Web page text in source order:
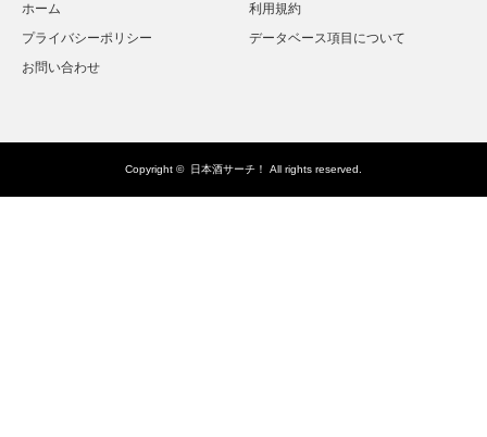
ホーム
利用規約
プライバシーポリシー
データベース項目について
お問い合わせ
Copyright © 日本酒サーチ！ All rights reserved.